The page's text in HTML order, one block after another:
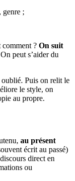
genre ;
? On suit
peut s’aider du
Puis on relit le
le style, on
au propre.
au présent
écrit au passé)
direct en
ou